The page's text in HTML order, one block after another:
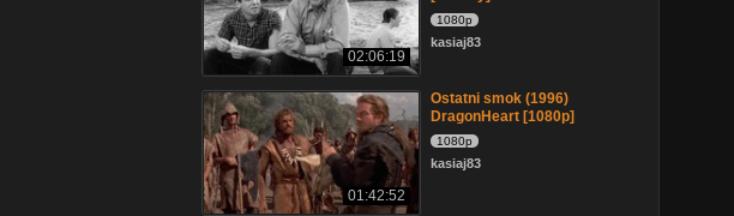
02:06:19
1080p
kasiaj83
01:42:52
Ostatni smok (1996)
DragonHeart [1080p]
1080p
kasiaj83